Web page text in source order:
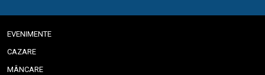
EVENIMENTE
CAZARE
MÂNCARE